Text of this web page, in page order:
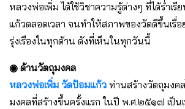
หลวงพ่อเพิ่ม ได้ใช้วิชาความรู้ต่างๆ ที่ได้ร่ำเ
แก้วตลอดเวลา จนทำให้สภาพของวัดดีขึ้นเรื่
รุ่งเรืองในทุกด้าน ดังที่เห็นในทุกวันนี้
◉ ด้านวัตถุมงคล
หลวงพ่อเพิ่ม วัดป้อมแก้ว ท่านสร้างวัตถุมงค
มงคลที่สร้างขึ้นครั้งแรก ในปี พ.ศ.๒๕๑๗ เป็